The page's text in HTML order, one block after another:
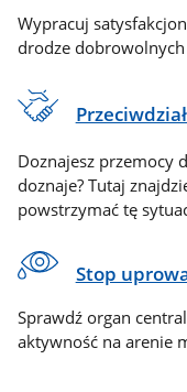
Wypracuj
drodze
Doznajesz przemocy
doznaje? Tutaj
powstrzymać tę
Stop
Sprawdź organ
aktywność na arenie